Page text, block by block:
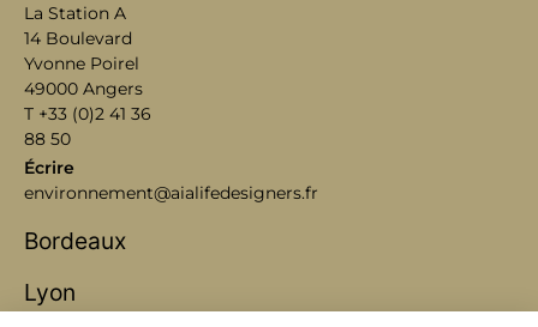
Bordeaux
Lyon
La Station A
14 Boulevard
Yvonne Poirel
49000 Angers
T +33 (0)2 41 36
88 50
Écrire
environnement@aialifedesigners.fr